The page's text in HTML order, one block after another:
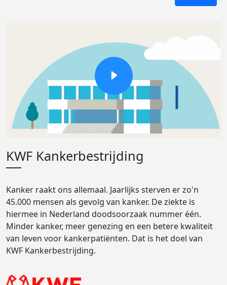
KWF Kankerbestrijding
Kanker raakt ons allemaal. Jaarlijks sterven er zo'n
45.000 mensen als gevolg van kanker. De ziekte is
hiermee in Nederland doodsoorzaak nummer één.
Minder kanker, meer genezing en een betere kwaliteit
van leven voor kankerpatiënten. Dat is het doel van
KWF Kankerbestrijding.